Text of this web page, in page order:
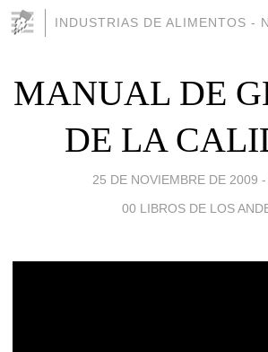
INDUSTRIAS DE ALIMENTOS -
MANUAL DE
DE LA
25 DE NOVIEMBRE DE 2009
00 LIBROS DE LOS